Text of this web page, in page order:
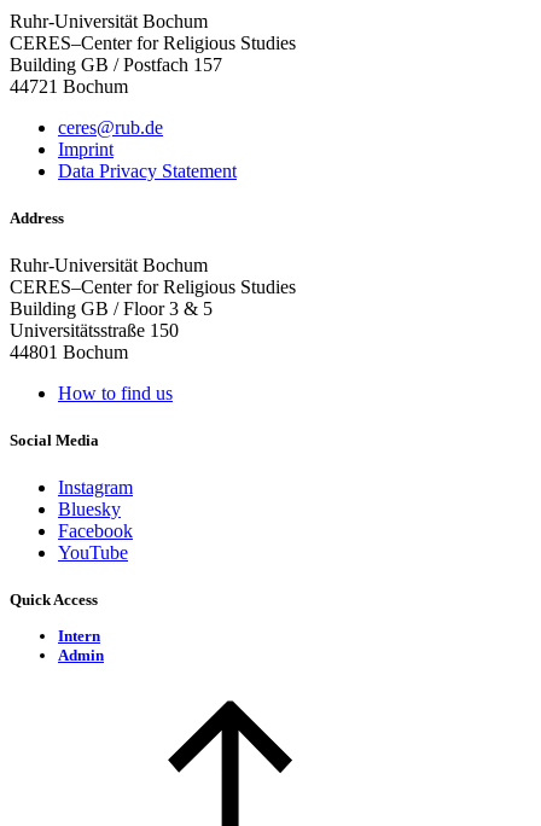
Ruhr-Universität Bochum
CERES–Center for Religious Studies
Building GB / Postfach 157
44721 Bochum
ceres@rub.de
Imprint
Data Privacy Statement
Address
Ruhr-Universität Bochum
CERES–Center for Religious Studies
Building GB / Floor 3 & 5
Universitätsstraße 150
44801 Bochum
How to find us
Social Media
Instagram
Bluesky
Facebook
YouTube
Quick Access
Intern
Admin